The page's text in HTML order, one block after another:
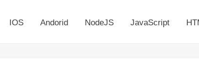
IOS Andorid NodeJS JavaScript